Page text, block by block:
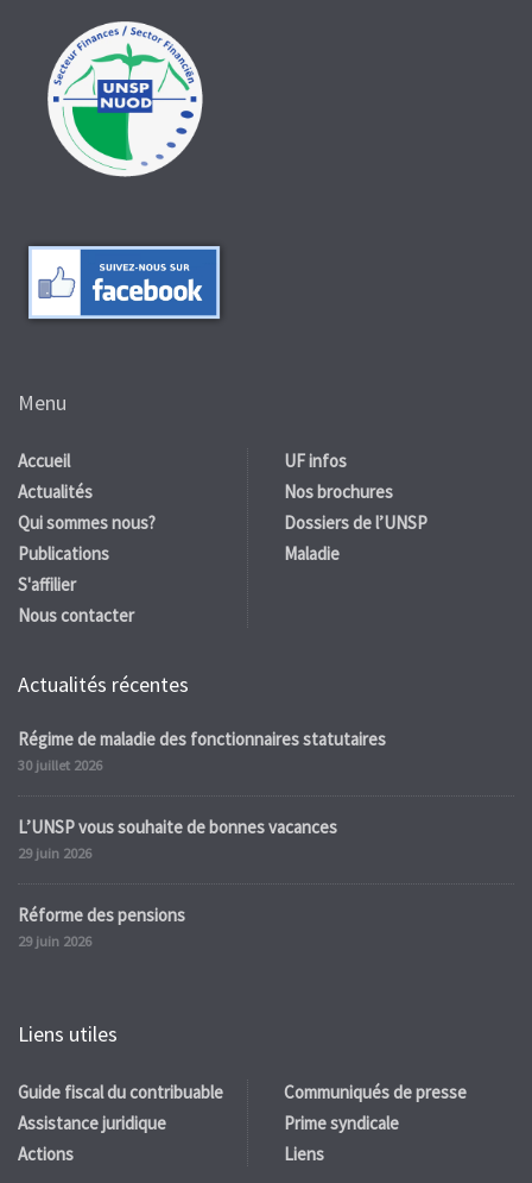
Menu
Accueil
Actualités
Qui sommes nous?
Publications
S'affilier
Nous contacter
UF infos
Nos brochures
Dossiers de l’UNSP
Maladie
Actualités récentes
Régime de maladie des fonctionnaires statutaires
30 juillet 2026
L’UNSP vous souhaite de bonnes vacances
29 juin 2026
Réforme des pensions
29 juin 2026
Liens utiles
Guide fiscal du contribuable
Assistance juridique
Actions
Communiqués de presse
Prime syndicale
Liens